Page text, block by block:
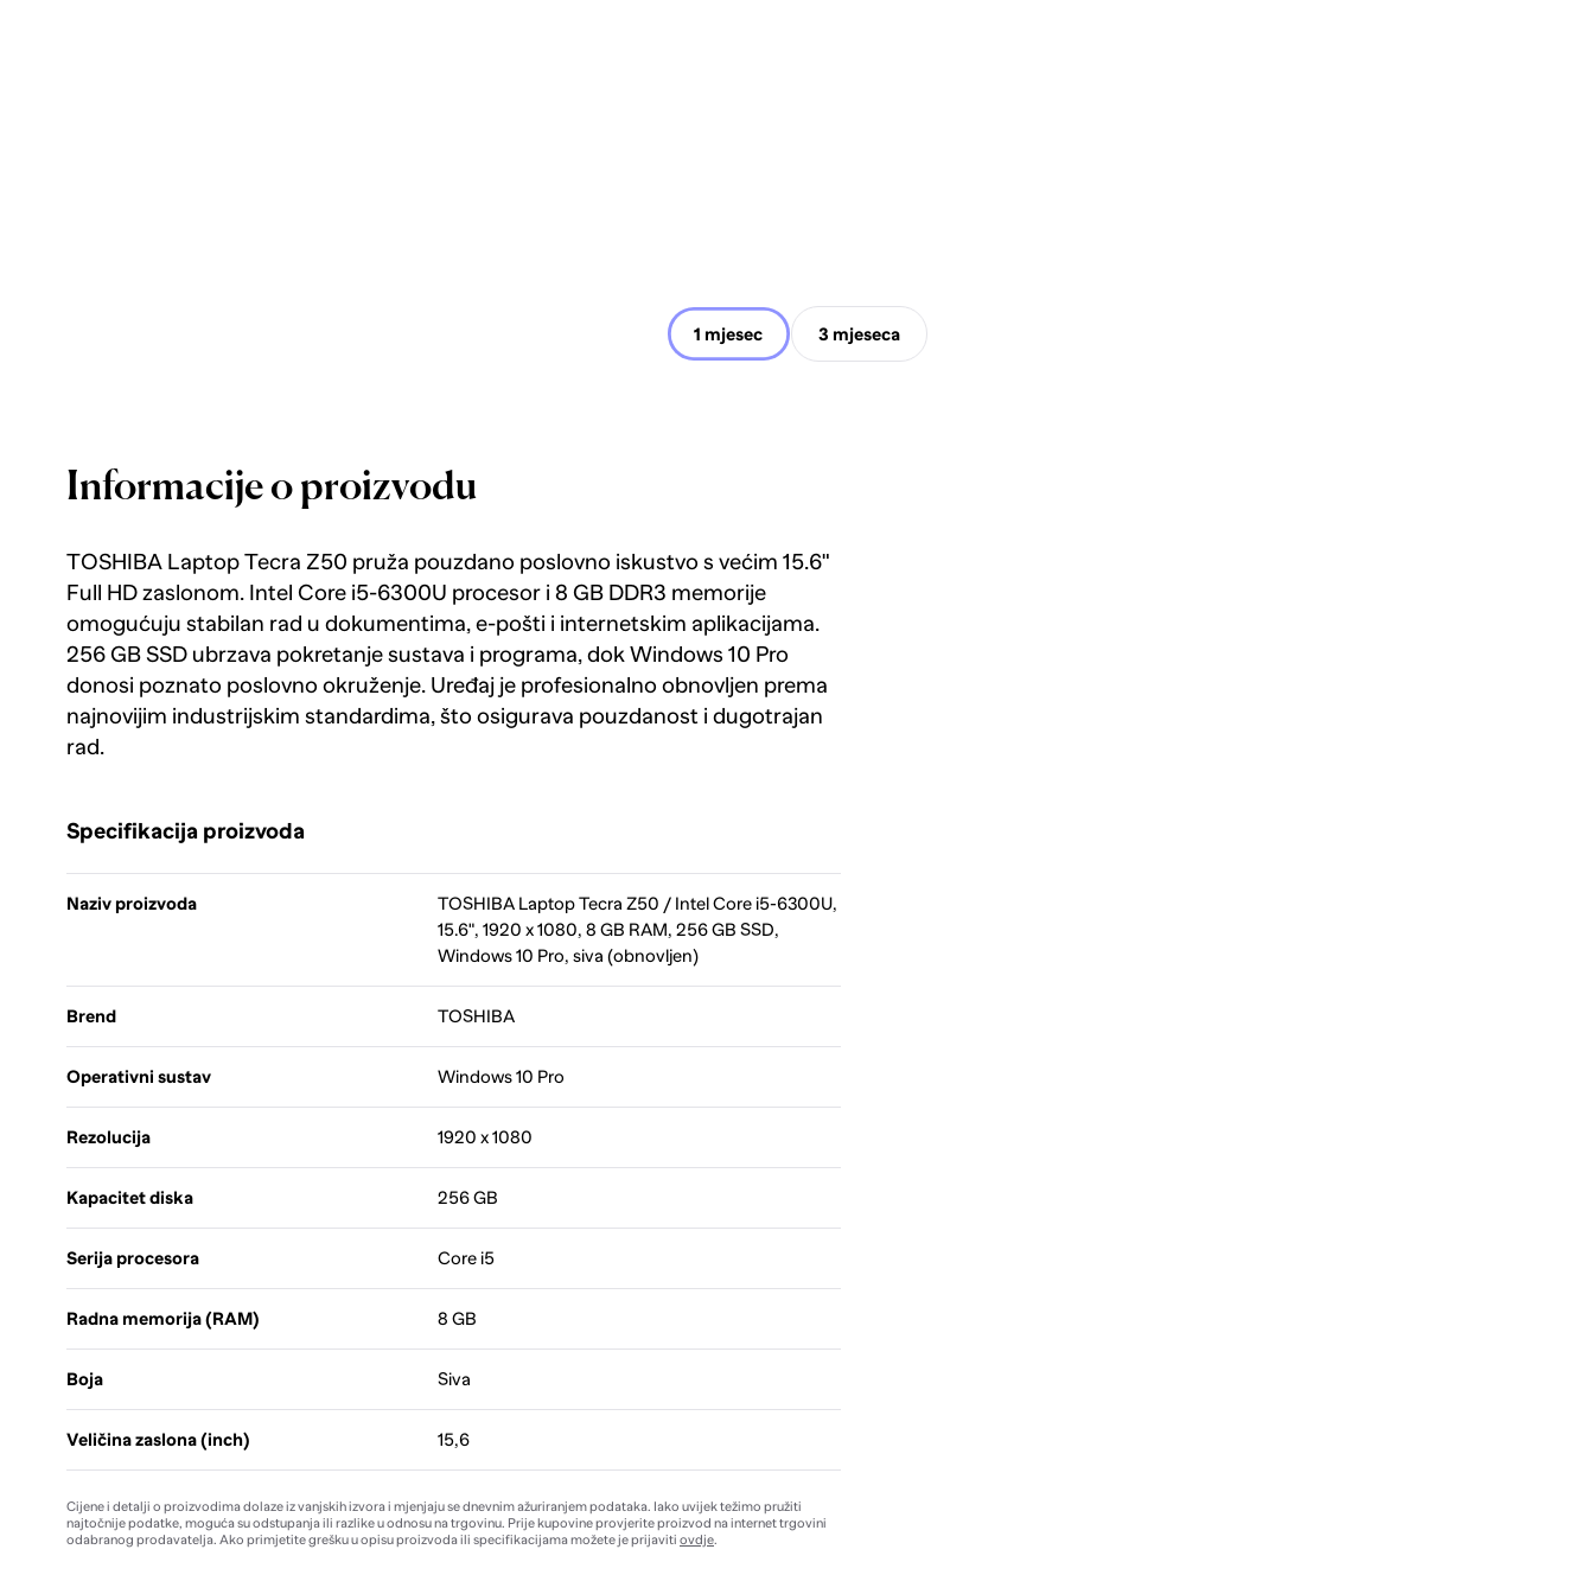
1 mjesec 3 mjeseca
Informacije o proizvodu
TOSHIBA Laptop Tecra Z50 pruža pouzdano poslovno iskustvo s većim 15.6"
Full HD zaslonom. Intel Core i5-6300U procesor i 8 GB DDR3 memorije
omogućuju stabilan rad u dokumentima, e-pošti i internetskim aplikacijama.
256 GB SSD ubrzava pokretanje sustava i programa, dok Windows 10 Pro
donosi poznato poslovno okruženje. Uređaj je profesionalno obnovljen prema
najnovijim industrijskim standardima, što osigurava pouzdanost i dugotrajan
rad.
Specifikacija proizvoda
Naziv proizvoda
TOSHIBA Laptop Tecra Z50 / Intel Core i5-6300U,
15.6", 1920 x 1080, 8 GB RAM, 256 GB SSD,
Windows 10 Pro, siva (obnovljen)
Brend TOSHIBA
Operativni sustav Windows 10 Pro
Rezolucija 1920 x 1080
Kapacitet diska 256 GB
Serija procesora Core i5
Radna memorija (RAM) 8 GB
Boja Siva
Veličina zaslona (inch) 15,6
Cijene i detalji o proizvodima dolaze iz vanjskih izvora i mjenjaju se dnevnim ažuriranjem podataka. Iako uvijek težimo pružiti
najtočnije podatke, moguća su odstupanja ili razlike u odnosu na trgovinu. Prije kupovine provjerite proizvod na internet trgovini
odabranog prodavatelja. Ako primjetite grešku u opisu proizvoda ili specifikacijama možete je prijaviti ovdje.